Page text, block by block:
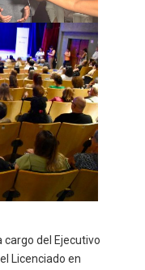
cargo del Ejecutivo
Licenciado en